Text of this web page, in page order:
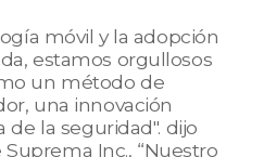
móvil y la adopción
estamos orgullosos
un método de
una innovación
de la seguridad". dijo
Inc., “Nuestro